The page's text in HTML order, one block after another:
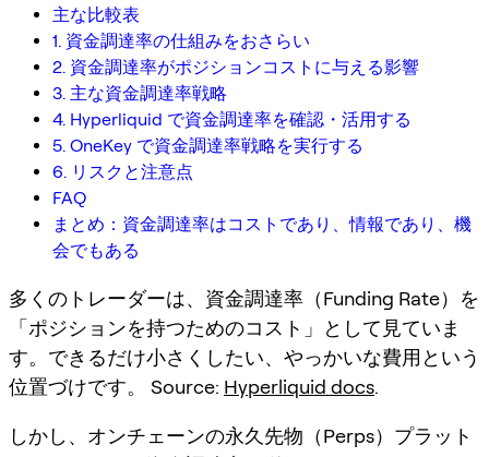
主な比較表
1. 資金調達率の仕組みをおさらい
2. 資金調達率がポジションコストに与える影響
3. 主な資金調達率戦略
4. Hyperliquid で資金調達率を確認・活用する
5. OneKey で資金調達率戦略を実行する
6. リスクと注意点
FAQ
まとめ：資金調達率はコストであり、情報であり、機
会でもある
多くのトレーダーは、資金調達率（Funding Rate）を
「ポジションを持つためのコスト」として見ていま
す。できるだけ小さくしたい、やっかいな費用という
位置づけです。 Source: Hyperliquid docs.
しかし、オンチェーンの永久先物（Perps）プラット